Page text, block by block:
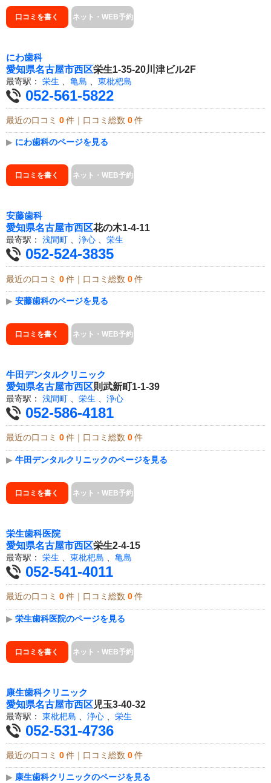
口コミを書く ネット・WEB予約
にわ歯科
愛知県名古屋市西区栄生1-35-20川津ビル2F
最寄駅： 栄生 亀島 東枇杷島
052-561-5822
最近の口コミ 0 件｜口コミ総数 0 件
▶ にわ歯科のページを見る
口コミを書く ネット・WEB予約
安藤歯科
愛知県名古屋市西区花の木1-4-11
最寄駅： 浅間町 、 浄心 、 栄生
052-524-3835
最近の口コミ 0 件｜口コミ総数 0 件
▶ 安藤歯科のページを見る
口コミを書く ネット・WEB予約
牛田デンタルクリニック
愛知県名古屋市西区則武新町1-1-39
最寄駅： 浅間町 栄生 浄心
052-586-4181
最近の口コミ 0 件｜口コミ総数 0 件
▶ 牛田デンタルクリニックのページを見る
口コミを書く ネット・WEB予約
栄生歯科医院
愛知県名古屋市西区栄生2-4-15
最寄駅： 栄生 東枇杷島 亀島
052-541-4011
最近の口コミ 0 件｜口コミ総数 0 件
▶ 栄生歯科医院のページを見る
口コミを書く ネット・WEB予約
康生歯科クリニック
愛知県名古屋市西区児玉3-40-32
最寄駅： 東枇杷島 浄心 栄生
052-531-4736
最近の口コミ 0 件｜口コミ総数 0 件
▶ 康生歯科クリニックのページを見る